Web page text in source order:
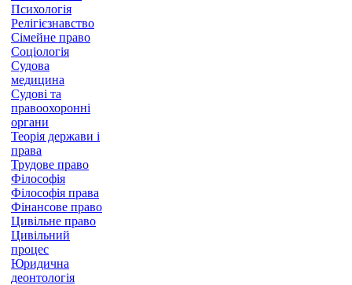
Психологія
Релігієзнавство
Сімейне право
Соціологія
Судова
медицина
Судові та
правоохоронні
органи
Теорія держави і
права
Трудове право
Філософія
Філософія права
Фінансове право
Цивільне право
Цивільний
процес
Юридична
деонтологія